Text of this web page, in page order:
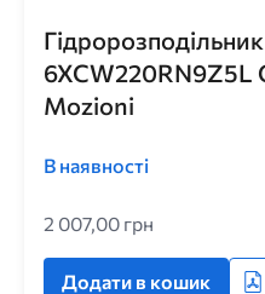
6XCW220RN9Z5L
Mozioni
В наявності
2 007,00 грн
Додати в кошик